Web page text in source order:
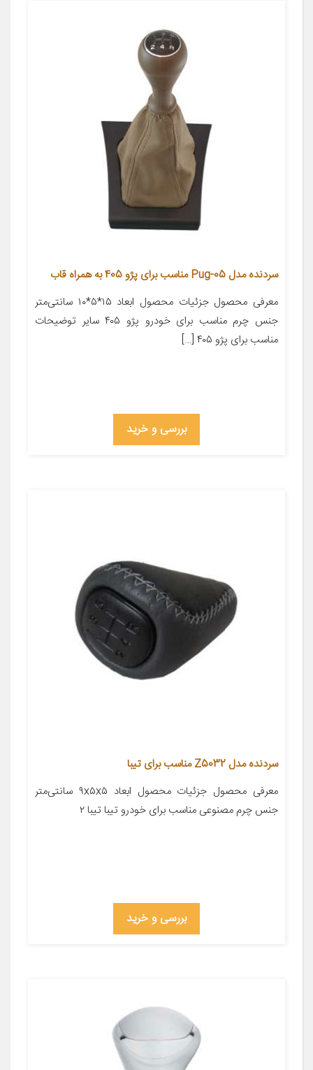
سردنده مدل Pug-05 مناسب برای پژو 405 به همراه قاب
معرفی محصول جزئیات محصول ابعاد ۱۵*۵*۱۰ سانتی‌متر
جنس چرم مناسب برای خودرو پژو ۴۰۵ سایر توضیحات
مناسب برای پژو ۴۰۵ […]
بررسی و خرید
سردنده مدل Z5032 مناسب برای تیبا
معرفی محصول جزئیات محصول ابعاد ۹x۵x۵ سانتی‌متر
جنس چرم مصنوعی مناسب برای خودرو تیبا تیبا ۲
بررسی و خرید